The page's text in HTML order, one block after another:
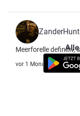
Meerforelle definitiv,
vor 1 Monat